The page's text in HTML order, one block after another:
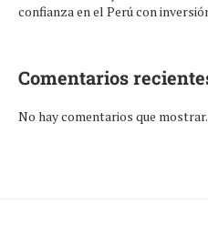
confianza en el Perú con
Comentarios
No hay comentarios que mostrar.